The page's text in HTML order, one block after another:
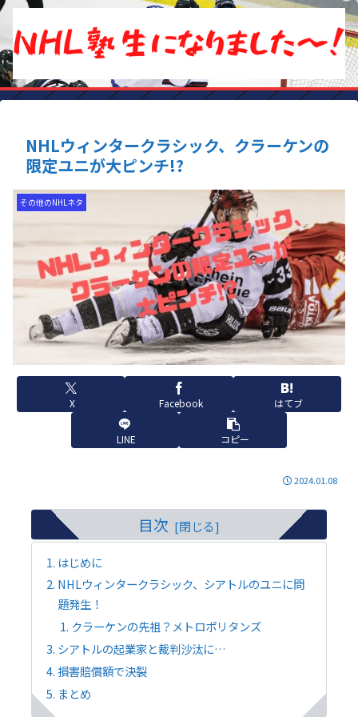
NHLウィンタークラシック、クラーケンの
限定ユニが大ピンチ!?
その他のNHLネタ
X Facebook はてブ
LINE コピー
2024.01.08
目次
はじめに
NHLウィンタークラシック、シアトルのユニに問
題発生！
クラーケンの先祖？メトロポリタンズ
シアトルの起業家と裁判沙汰に…
損害賠償額で決裂
まとめ